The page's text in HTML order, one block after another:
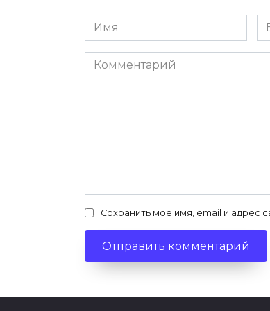
Имя
*
*
Комментарий
Сохранить моё имя, email и адрес